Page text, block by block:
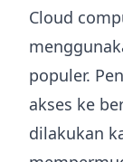
Cloud
populer.
akses ke
dilakukan